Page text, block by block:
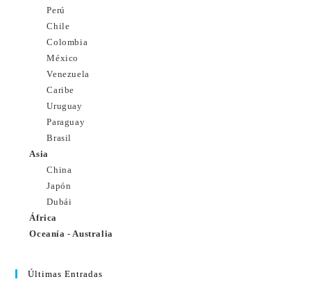
Perú
Chile
Colombia
México
Venezuela
Caribe
Uruguay
Paraguay
Brasil
Asia
China
Japón
Dubái
África
Oceanía - Australia
Últimas Entradas